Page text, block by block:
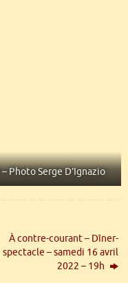
Photo Serge D’Ignazio
À contre-courant – Dîner-
spectacle – samedi 16 avril
2022 – 19h